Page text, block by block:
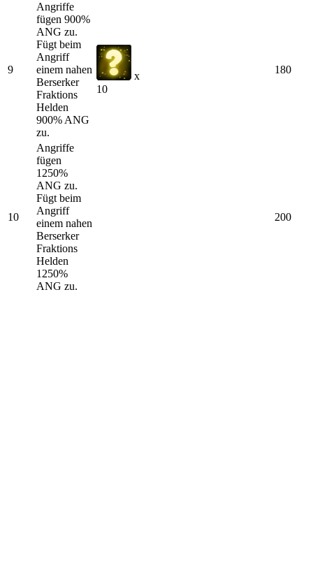
9
Angriffe
fügen 900%
ANG zu.
Fügt beim
Angriff
einem nahen
Berserker
Fraktions
Helden
900% ANG
zu.
x
10
180
10
Angriffe
fügen
1250%
ANG zu.
Fügt beim
Angriff
einem nahen
Berserker
Fraktions
Helden
1250%
ANG zu.
200